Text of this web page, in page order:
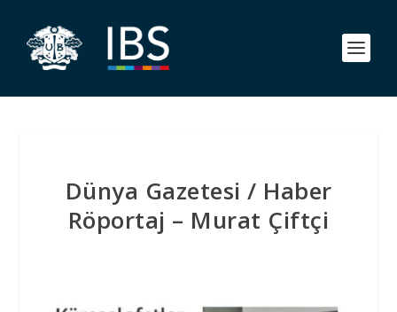
Dünya Gazetesi / Haber
Röportaj – Murat Çiftçi